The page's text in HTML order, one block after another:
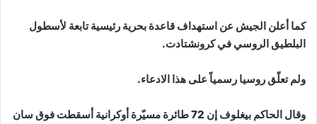
كما أعلن الجيش عن استهداف قاعدة بحرية رئيسية تابعة لأسطول
البلطيق الروسي في كرونشتادت.
ولم تعلّق روسيا رسمياً على هذا الادعاء.
وقال الحاكم بيغلوف إن 72 طائرة مسيّرة أوكرانية أسقطت فوق سان